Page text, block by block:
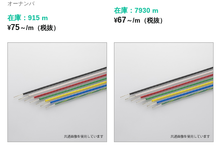
オーナンバ
在庫：915 m
¥75～/m（税抜）
在庫：7930 m
¥67～/m（税抜）